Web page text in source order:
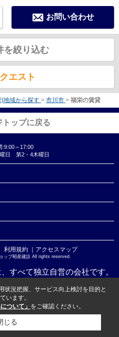
お問い合わせ
を絞り込む
エスト
)地域から探す > 市川市 > 福栄の賃貸
トップに戻る
:9:00～17:00
日 第2・4木曜日
｜ 利用規約 ｜アクセスマップ
ップ昭産建設 All rights reserved.
すべて独立自営の会社です。
状況把握、サービス向上検討を目的と
います。
ついて」 をご確認ください。
じる